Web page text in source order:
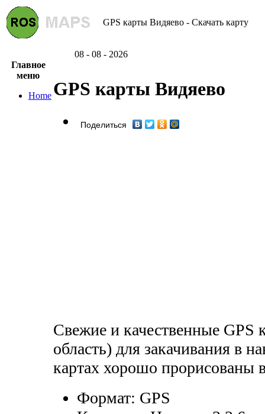
GPS карты Видяево - Скачать карту
08 - 08 - 2026
Главное
меню
Home GPS карты Видяево
Поделиться
Свежие и качественные
область) для закачивания в
картах хорошо прорисованы
Формат: GPS